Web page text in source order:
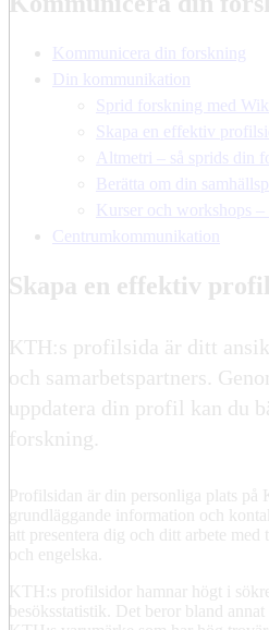
Kommunicera din forskning
Din kommunikation
Sprid forskning med
Skapa en effektiv
Altmetri – så sprids din
Berätta om din
Kurser och workshops –
Centrumkommunikation
Skapa en effektiv
KTH:s profilsida är ditt
och samarbetspartners.
uppdatera din profil kan du
forskning.
Profilsidan är din personliga plats på
grundläggande information och
att presentera dig och ditt arbete
och engelska.
KTH:s profilsidor hamnar högt i
besöksstatistik. Det beror bland